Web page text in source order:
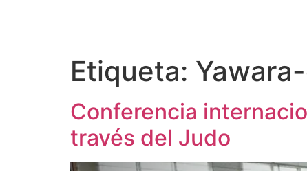
Etiqueta:
Conferencia
través del Judo